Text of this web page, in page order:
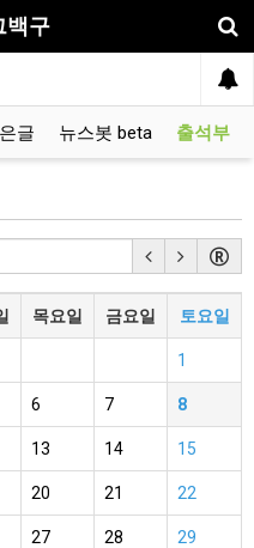
백구
글 뉴스봇 beta 출석부
목요일 금요일 토요일
1
6 7 8
13 14 15
20 21 22
27 28 29